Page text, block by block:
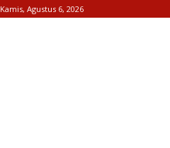
Kamis, Agustus 6, 2026